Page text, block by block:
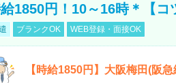
1850円！10～16時＊【
ブランクOK WEB登録・面接OK
【時給1850円】大阪梅田(阪